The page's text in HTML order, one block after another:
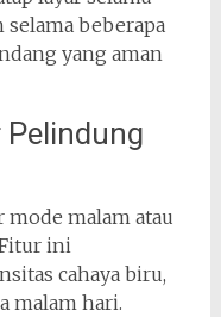
beberapa
yang aman
malam atau
ini
cahaya biru,
malam hari.